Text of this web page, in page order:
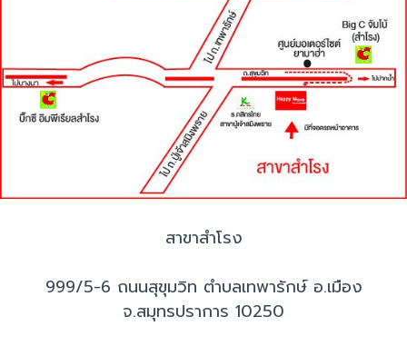
สาขาสำโรง
999/5-6 ถนนสุขุมวิท ตำบลเทพารักษ์ อ.เมือง
จ.สมุทรปราการ 10250